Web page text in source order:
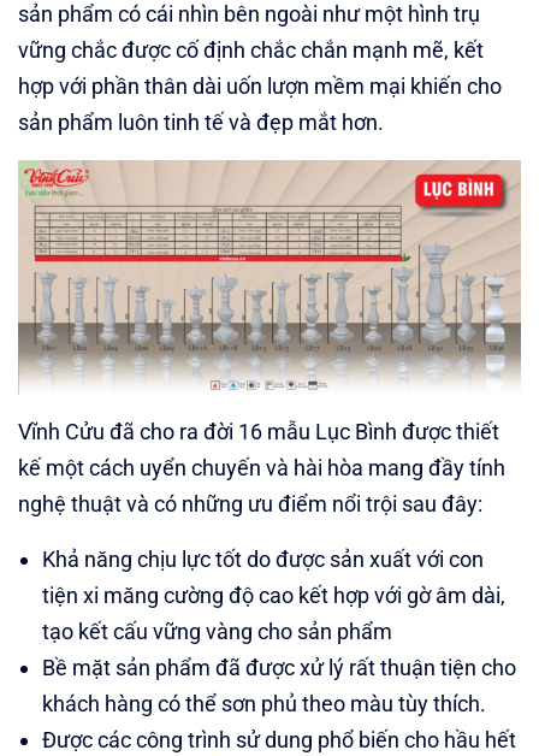
sản phẩm có cái nhìn bên ngoài như một hình trụ
vững chắc được cố định chắc chắn mạnh mẽ, kết
hợp với phần thân dài uốn lượn mềm mại khiến cho
sản phẩm luôn tinh tế và đẹp mắt hơn.
Vĩnh Cửu đã cho ra đời 16 mẫu Lục Bình được thiết
kế một cách uyển chuyến và hài hòa mang đầy tính
nghệ thuật và có những ưu điểm nổi trội sau đây:
Khả năng chịu lực tốt do được sản xuất với con
tiện xi măng cường độ cao kết hợp với gờ âm dài,
tạo kết cấu vững vàng cho sản phẩm
Bề mặt sản phẩm đã được xử lý rất thuận tiện cho
khách hàng có thể sơn phủ theo màu tùy thích.
Được các công trình sử dung phổ biến cho hầu hết